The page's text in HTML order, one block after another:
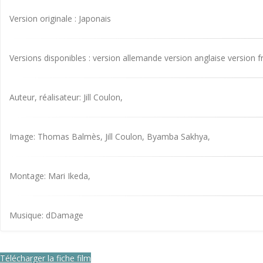
Version originale : Japonais
Versions disponibles : version allemande version anglaise version
Auteur, réalisateur: Jill Coulon,
Image: Thomas Balmès, Jill Coulon, Byamba Sakhya,
Montage: Mari Ikeda,
Musique: dDamage
Télécharger la fiche film